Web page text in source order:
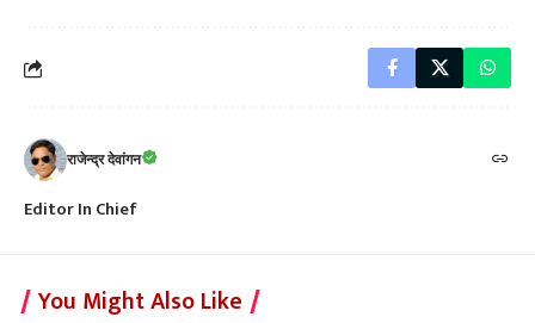
राजेन्द्र देवांगन
Editor In Chief
You Might Also Like